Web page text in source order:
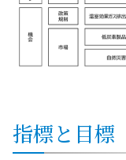
指標と目標